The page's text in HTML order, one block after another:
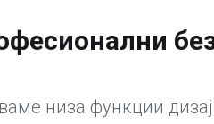
низа функции